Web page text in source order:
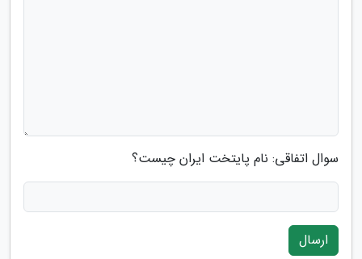
سوال اتفاقی: نام پایتخت ایران چیست؟
ارسال